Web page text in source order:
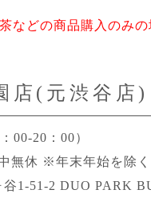
などの商品購入のみ
店(元渋谷店)
00-20：00）
無休 ※年末年始を除く
谷1-51-2 DUO PARK